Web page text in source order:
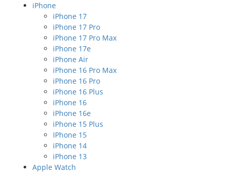
iPhone
iPhone 17
iPhone 17 Pro
iPhone 17 Pro Max
iPhone 17e
iPhone Air
iPhone 16 Pro Max
iPhone 16 Pro
iPhone 16 Plus
iPhone 16
iPhone 16e
iPhone 15 Plus
IPhone 15
iPhone 14
iPhone 13
Apple Watch